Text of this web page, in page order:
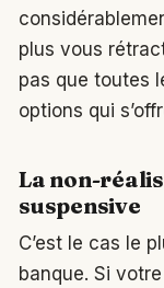
plus vous
pas que toutes
options qui
La non-
suspensive
C’est le cas le
banque. Si votre